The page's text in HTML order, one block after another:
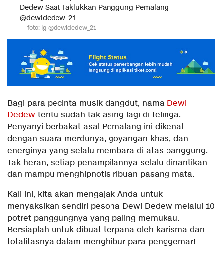
foto: Ig @dewidedew_21
Bagi para pecinta musik dangdut, nama Dewi
Dedew tentu sudah tak asing lagi di telinga.
Penyanyi berbakat asal Pemalang ini dikenal
dengan suara merdunya, goyangan khas, dan
energinya yang selalu membara di atas panggung.
Tak heran, setiap penampilannya selalu dinantikan
dan mampu menghipnotis ribuan pasang mata.
Kali ini, kita akan mengajak Anda untuk
menyaksikan sendiri pesona Dewi Dedew melalui 10
potret panggungnya yang paling memukau.
Bersiaplah untuk dibuat terpana oleh karisma dan
totalitasnya dalam menghibur para penggemar!